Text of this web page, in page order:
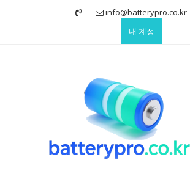
info@batterypro.co.kr
내 계정